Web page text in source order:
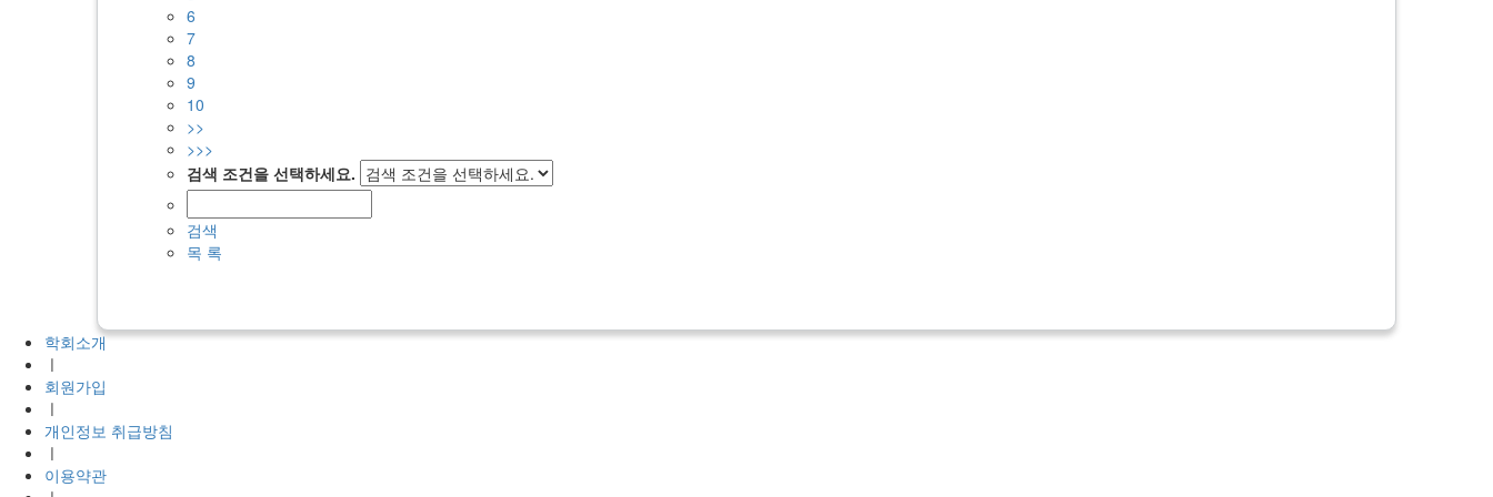
6
7
8
9
10
>>
>>>
검색 조건을 선택하세요.
검색
목 록
학회소개
ㅣ
회원가입
ㅣ
개인정보 취급방침
ㅣ
이용약관